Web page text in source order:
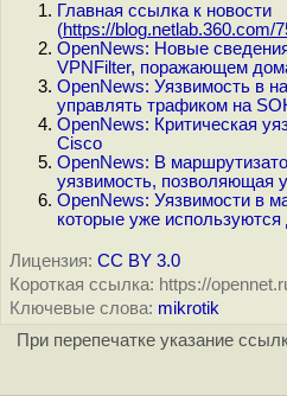
Главная ссылка к новости
(https://blog.netlab.360.com/
OpenNews: Новые
VPNFilter, поражающем
OpenNews: Уязвимость в
управлять трафиком на
OpenNews: Критическая
Cisco
OpenNews: В
уязвимость, позволяющая
OpenNews: Уязвимости в
которые уже используются
Лицензия: CC BY 3.0
Короткая ссылка: https://
Ключевые слова: mikrotik
При перепечатке указание